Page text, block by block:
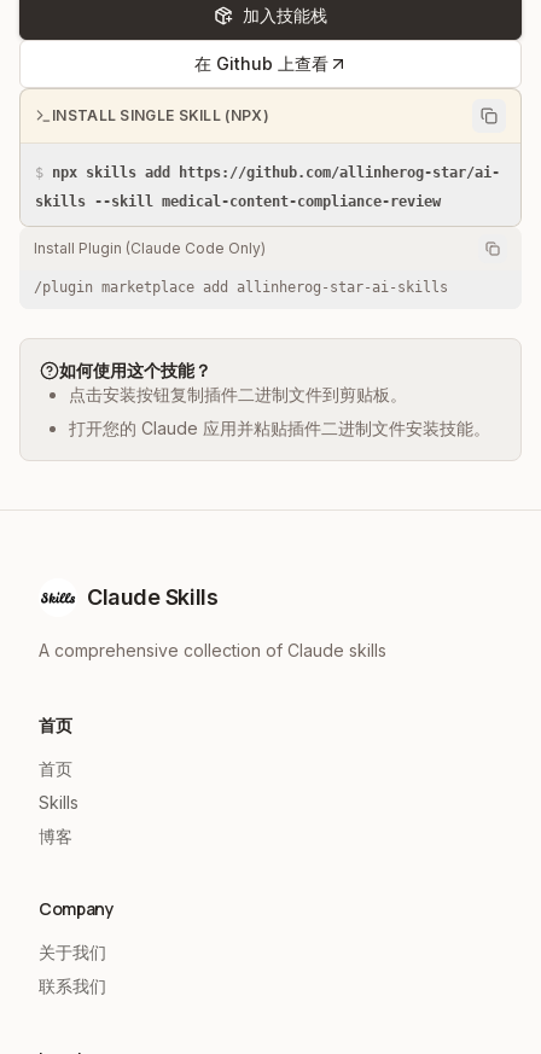
加入技能栈
在 Github 上查看
INSTALL SINGLE SKILL (NPX)
$ npx skills add https://github.com/allinherog-star/ai-
skills --skill medical-content-compliance-review
Install Plugin (Claude Code Only)
/plugin marketplace add allinherog-star-ai-skills
如何使用这个技能？
点击安装按钮复制插件二进制文件到剪贴板。
打开您的 Claude 应用并粘贴插件二进制文件安装技能。
Claude Skills
A comprehensive collection of Claude skills
首页
首页
Skills
博客
Company
关于我们
联系我们